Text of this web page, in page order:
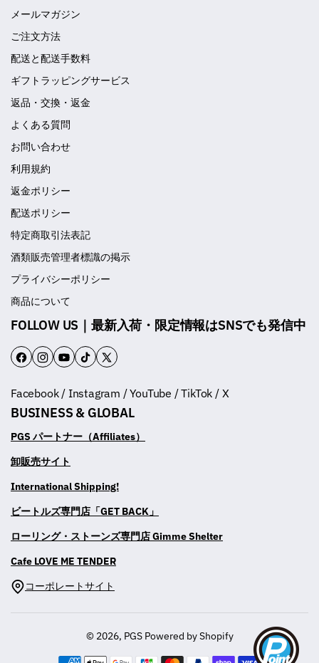
メールマガジン
ご注文方法
配送と配送手数料
ギフトラッピングサービス
返品・交換・返金
よくある質問
お問い合わせ
利用規約
返金ポリシー
配送ポリシー
特定商取引法表記
酒類販売管理者標識の掲示
プライバシーポリシー
商品について
FOLLOW US｜最新入荷・限定情報はSNSでも発信中
F
c
e
b
k
I
s
t
a
a
m
Y
u
T
u
T
k
T
o
T
i
t
t
Facebook / Instagram / YouTube / TikTok / X
BUSINESS & GLOBAL
PGS パートナー（Affiliates）
卸販売サイト
International Shipping!
ビートルズ専門店「GET BACK」
ローリング・ストーンズ専門店 Gimme Shelter
Cafe LOVE ME TENDER
コーポレートサイト
© 2026, PGS Powered by Shopify
決